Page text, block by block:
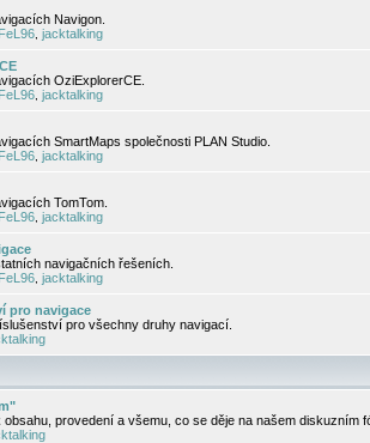
Navigon.
jacktalking
OziExplorerCE.
jacktalking
SmartMaps společnosti PLAN Studio.
jacktalking
TomTom.
jacktalking
navigačních řešeních.
jacktalking
pro navigace
pro všechny druhy navigací.
obsahu, provedení a všemu, co se děje na našem diskuzním